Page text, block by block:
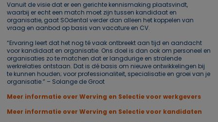
Vanuit de visie dat er een gerichte kennismaking plaatsvindt,
waarbij er echt een match moet zijn tussen kandidaat en
organisatie, gaat SOdental verder dan alleen het koppelen van
vraag en aanbod op basis van vacature en CV.
“Ervaring leert dat het nog té vaak ontbreekt aan tijd en aandacht
voor kandidaat en organisatie. Ons doel is dan ook om personeel en
organisaties zo te matchen dat er langdurige en stralende
werkrelaties ontstaan. Dat is dé basis om nieuwe ontwikkelingen bij
te kunnen houden; voor professionaliteit, specialisatie en groei van je
organisatie.” – Solange de Groot
Meer informatie over Werving en Selectie voor werkgevers
Meer informatie over Werving en Selectie voor kandidaten